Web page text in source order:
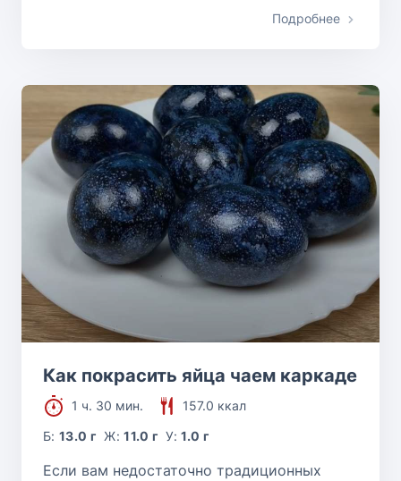
Подробнее
Как покрасить яйца чаем каркаде
1 ч. 30 мин.
157.0 ккал
Б:13.0 г Ж:11.0 г У:1.0 г
Если вам недостаточно традиционных